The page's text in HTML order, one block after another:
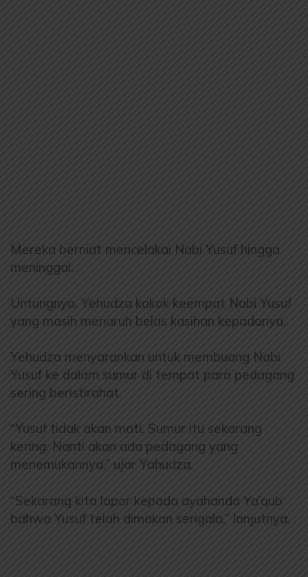
Mereka berniat mencelakai Nabi Yusuf hingga
meninggal.
Untungnya, Yehudza kakak keempat Nabi Yusuf
yang masih menaruh belas kasihan kepadanya.
Yehudza menyarankan untuk membuang Nabi
Yusuf ke dalam sumur di tempat para pedagang
sering beristirahat.
“Yusuf tidak akan mati. Sumur itu sekarang
kering. Nanti akan ada pedagang yang
menemukannya,” ujar Yahudza.
“Sekarang kita lapor kepada ayahanda Ya’qub
bahwa Yusuf telah dimakan serigala,” lanjutnya.